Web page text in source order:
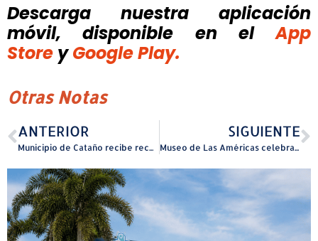
Descarga nuestra aplicación
móvil, disponible
en el
App
Store y Google Play.
Otras Notas
ANTERIOR
Municipio de Cataño recibe reconocimiento internacional por su modelo de revitalización urbana y planificación territorial
SIGUIENTE
Museo de Las Américas celebrará la gastronomía y la cultura en una especial Casa Abierta este domingo